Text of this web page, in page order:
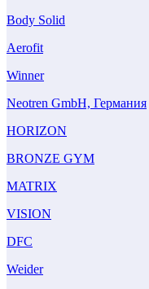
Body Solid
Aerofit
Winner
Neotren GmbH, Германия
HORIZON
BRONZE GYM
MATRIX
VISION
DFC
Weider